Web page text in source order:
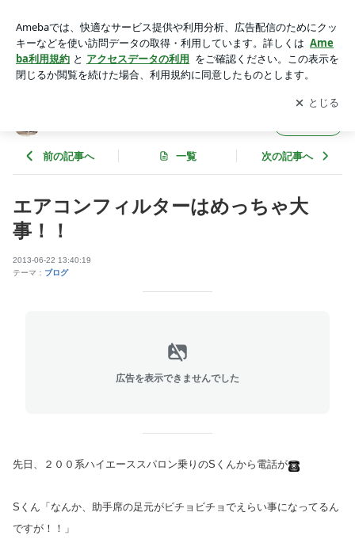
のブログアプリをダウンロードして ブログの更新通知
を受け取りまし
ょう。
開く
前の記事へ 一覧 次の記事へ
エアコンフィルターはめっちゃ大
事！！
2013-06-22 13:40:19
テーマ： ブログ
広告を表示できませんでした
先日、２００系ハイエーススパロン乗りのSくんから電話が
Sくん「なんか、助手席の足元がビチョビチョでえらい事になってるん
ですが！！」